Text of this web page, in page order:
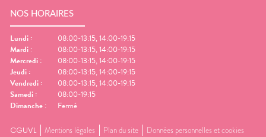
NOS HORAIRES
Lundi :
08:00-13:15, 14:00-19:15
Mardi :
08:00-13:15, 14:00-19:15
Mercredi :
08:00-13:15, 14:00-19:15
Jeudi :
08:00-13:15, 14:00-19:15
Vendredi :
08:00-13:15, 14:00-19:15
Samedi :
08:00-19:15
Dimanche : Fermé
CGUVL Mentions légales Plan du site Données personnelles et cookies